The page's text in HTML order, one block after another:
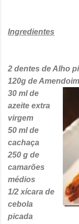
Ingredientes
2 dentes de Alho
120g de Amendoim
30 ml de
azeite extra
virgem
50 ml de
cachaça
250 g de
camarões
médios
1/2 xícara de
cebola
picada